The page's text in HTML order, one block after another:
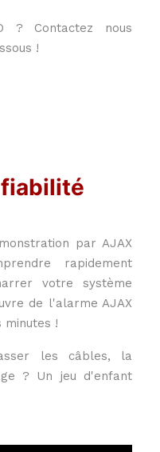
? Contactez nous
!
fiabilité
par AJAX
rapidement
votre système
de l'alarme AJAX
minutes !
les câbles, la
? Un jeu d'enfant